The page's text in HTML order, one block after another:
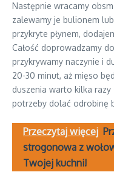
Następnie wracamy
zalewamy je bulionem
przykryte płynem,
Całość doprowadzamy
przykrywamy naczynie i
20-30 minut, aż mięso
duszenia warto kilka razy
potrzeby dolać odrobinę
Przeczytaj więcej
strogonowa z
Twojej kuchni!